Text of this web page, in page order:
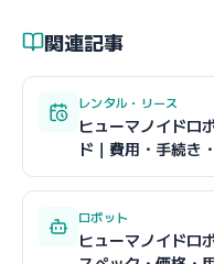
関連記事
レンタル・リース
ヒューマノイドロ
ド｜費用・手続き
ロボット
ヒューマノイドロ